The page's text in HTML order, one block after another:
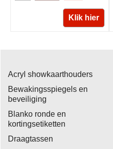
Klik hier
Acryl showkaarthouders
Bewakingsspiegels en
beveiliging
Blanko ronde en
kortingsetiketten
Draagtassen